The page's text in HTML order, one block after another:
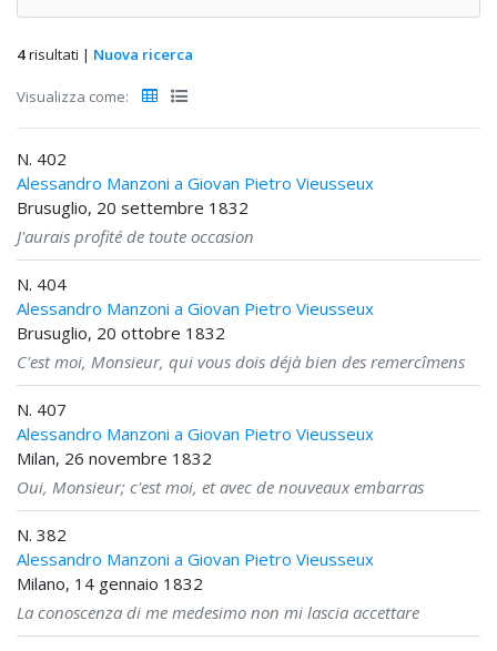
4risultati | Nuova ricerca
Visualizza come:
N. 402
Alessandro Manzoni a Giovan Pietro Vieusseux
Brusuglio, 20 settembre 1832
J'aurais profité de toute occasion
N. 404
Alessandro Manzoni a Giovan Pietro Vieusseux
Brusuglio, 20 ottobre 1832
C'est moi, Monsieur, qui vous dois déjà bien des remercîmens
N. 407
Alessandro Manzoni a Giovan Pietro Vieusseux
Milan, 26 novembre 1832
Oui, Monsieur; c'est moi, et avec de nouveaux embarras
N. 382
Alessandro Manzoni a Giovan Pietro Vieusseux
Milano, 14 gennaio 1832
La conoscenza di me medesimo non mi lascia accettare